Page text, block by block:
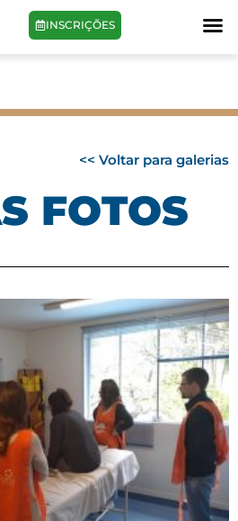
INSCRIÇÕES
<< Voltar para galerias
FOTOS